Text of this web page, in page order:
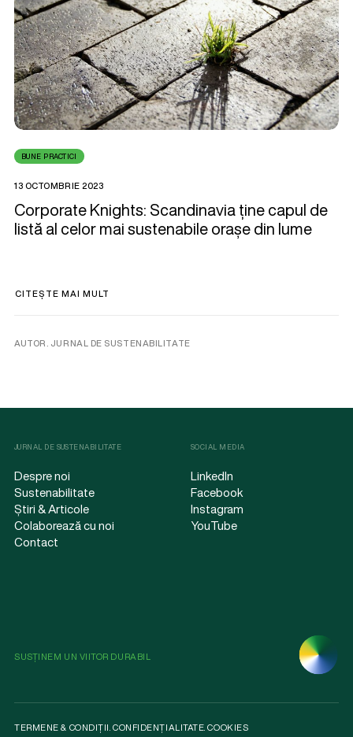
BUNE PRACTICI
13 OCTOMBRIE 2023
Corporate Knights: Scandinavia ține capul de
listă al celor mai sustenabile orașe din lume
CITEȘTE MAI MULT
AUTOR. JURNAL DE SUSTENABILITATE
JURNAL DE SUSTENABILITATE
Despre noi
Sustenabilitate
Știri & Articole
Colaborează cu noi
Contact
SOCIAL MEDIA
LinkedIn
Facebook
Instagram
YouTube
SUSȚINEM UN VIITOR DURABIL
TERMENE & CONDIȚII.CONFIDENȚIALITATE.COOKIES